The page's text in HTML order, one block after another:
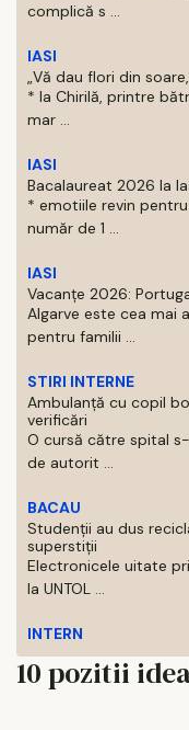
complică s ...
IASI
„Vă dau flori din
* la Chirilă, printre
mar ...
IASI
Bacalaureat 2026 la
* emotiile revin
număr de 1 ...
IASI
Vacanțe 2026:
Algarve este cea mai
pentru familii ...
STIRI INTERNE
Ambulanță cu copil
verificări
O cursă către spital
de autorit ...
BACAU
Studenții au dus
superstiții
Electronicele uitate
la UNTOL ...
INTERN
10 pozitii